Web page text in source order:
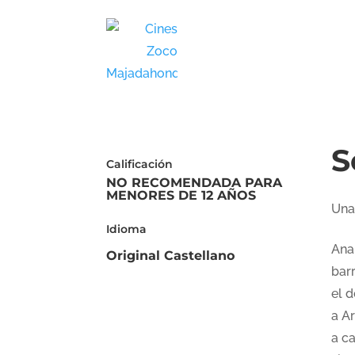
Calificación
NO RECOMENDADA PARA
MENORES DE 12 AÑOS
Idioma
Original Castellano
el
a
a